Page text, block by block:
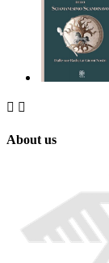
 
About us